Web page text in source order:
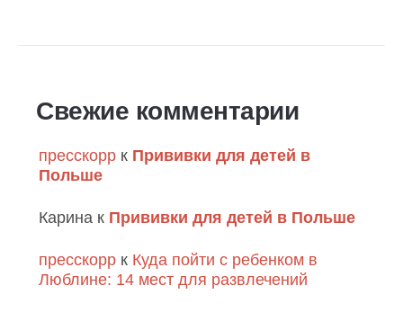
Свежие комментарии
пресскорр к Прививки для детей в
Польше
Карина к Прививки для детей в Польше
пресскорр к Куда пойти с ребенком в
Люблине: 14 мест для развлечений